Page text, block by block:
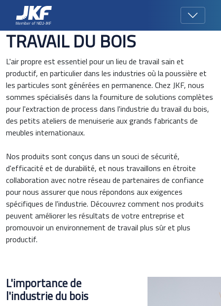
TRAVAIL DU BOIS
L'air propre est essentiel pour un lieu de travail sain et
productif, en particulier dans les industries où la poussière et
les particules sont générées en permanence. Chez JKF, nous
sommes spécialisés dans la fourniture de solutions complètes
pour l'extraction de process dans l'industrie du travail du bois,
des petits ateliers de menuiserie aux grands fabricants de
meubles internationaux.
Nos produits sont conçus dans un souci de sécurité,
d'efficacité et de durabilité, et nous travaillons en étroite
collaboration avec notre réseau de partenaires de confiance
pour nous assurer que nous répondons aux exigences
spécifiques de l'industrie. Découvrez comment nos produits
peuvent améliorer les résultats de votre entreprise et
promouvoir un environnement de travail plus sûr et plus
productif.
L'importance de
l'industrie du bois